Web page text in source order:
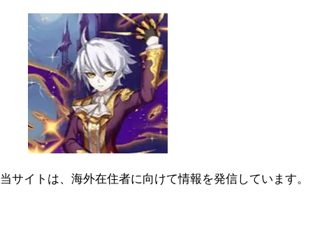
当サイトは、海外在住者に向けて情報を発信しています。